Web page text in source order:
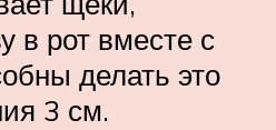
в рот вместе с
делать это
3 см.